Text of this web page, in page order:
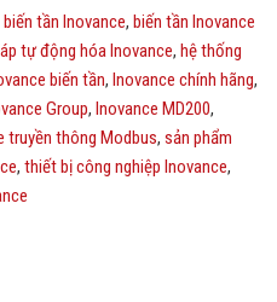
biến tần Inovance, biến tần Inovance
tự động hóa Inovance, hệ thống
biến tần, Inovance chính hãng,
Group, Inovance MD200,
truyền thông Modbus, sản phẩm
, thiết bị công nghiệp Inovance,